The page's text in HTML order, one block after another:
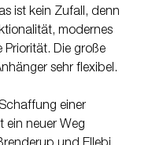
ist kein Zufall, denn
modernes
Priorität. Die große
sehr flexibel.
einer
ein neuer Weg